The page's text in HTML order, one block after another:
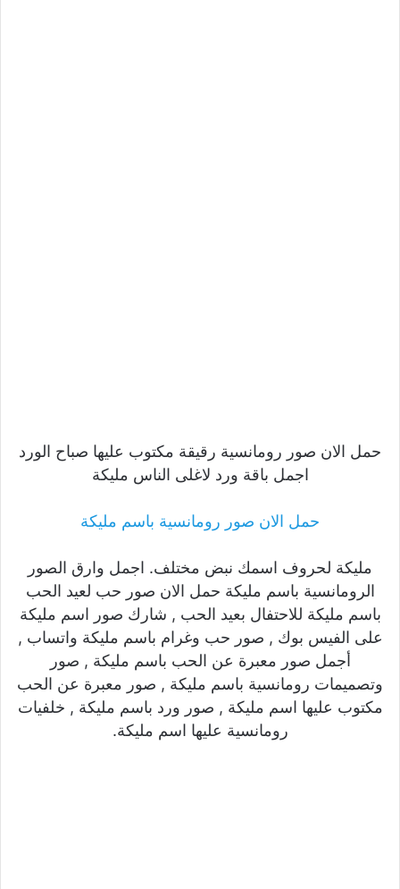
حمل الان صور رومانسية رقيقة مكتوب عليها صباح الورد
اجمل باقة ورد لاغلى الناس مليكة
حمل الان صور رومانسية باسم مليكة
مليكة لحروف اسمك نبض مختلف. اجمل وارق الصور
الرومانسية باسم مليكة حمل الان صور حب لعيد الحب
باسم مليكة للاحتفال بعيد الحب , شارك صور اسم مليكة
على الفيس بوك , صور حب وغرام باسم مليكة واتساب ,
أجمل صور معبرة عن الحب باسم مليكة , صور
وتصميمات رومانسية باسم مليكة , صور معبرة عن الحب
مكتوب عليها اسم مليكة , صور ورد باسم مليكة , خلفيات
رومانسية عليها اسم مليكة.